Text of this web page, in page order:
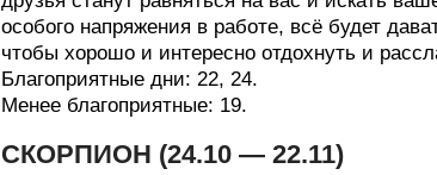
особого напряжения в работе, всё будет
чтобы хорошо и интересно отдохнуть и
Благоприятные дни: 22, 24.
Менее благоприятные: 19.
СКОРПИОН (24.10 — 22.11)